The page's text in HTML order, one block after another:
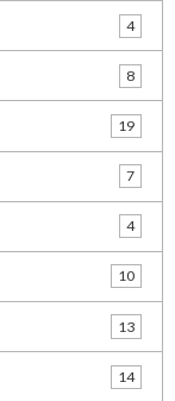
4
8
19
7
4
10
13
14